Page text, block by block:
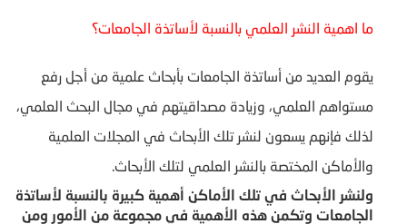
ما اهمية النشر العلمي بالنسبة لأساتذة الجامعات؟
يقوم العديد من أساتذة الجامعات بأبحاث علمية من أجل رفع
مستواهم العلمي، وزيادة مصداقيتهم في مجال البحث العلمي،
لذلك فإنهم يسعون لنشر تلك الأبحاث في المجلات العلمية
والأماكن المختصة بالنشر العلمي لتلك الأبحاث.
ولنشر الأبحاث في تلك الأماكن أهمية كبيرة بالنسبة لأساتذة
الجامعات وتكمن هذه الأهمية في مجموعة من الأمور ومن